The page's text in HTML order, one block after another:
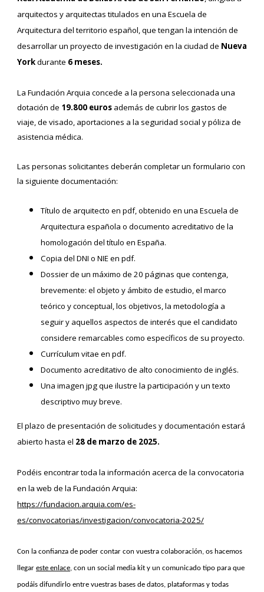
arquitectos y arquitectas titulados en una Escuela de
Arquitectura del territorio español, que tengan la intención de
desarrollar un proyecto de investigación en la ciudad de Nueva
Yorkdurante 6 meses.
La Fundación Arquia concede a la persona seleccionada una
dotación de 19.800 euros además de cubrir los gastos de
viaje, de visado, aportaciones a la seguridad social y póliza de
asistencia médica.
Las personas solicitantes deberán completar un formulario con
la siguiente documentación:
Título de arquitecto en pdf, obtenido en una Escuela de
Arquitectura española o documento acreditativo de la
homologación del título en España.
Copia del DNI o NIE en pdf.
Dossier de un máximo de 20 páginas que contenga,
brevemente: el objeto y ámbito de estudio, el marco
teórico y conceptual, los objetivos, la metodología a
seguir y aquellos aspectos de interés que el candidato
considere remarcables como específicos de su proyecto.
Currículum vitae en pdf.
Documento acreditativo de alto conocimiento de inglés.
Una imagen jpg que ilustre la participación y un texto
descriptivo muy breve.
El plazo de presentación de solicitudes y documentación estará
abierto hasta el 28 de marzo de 2025.
Podéis encontrar toda la información acerca de la convocatoria
en la web de la Fundación Arquia:
https://fundacion.arquia.com/es-
es/convocatorias/investigacion/convocatoria-2025/
Con la confianza de poder contar con vuestra colaboración, os hacemos
llegar este enlace, con un social media kit y un comunicado tipo para que
podáis difundirlo entre vuestras bases de datos, plataformas y todas